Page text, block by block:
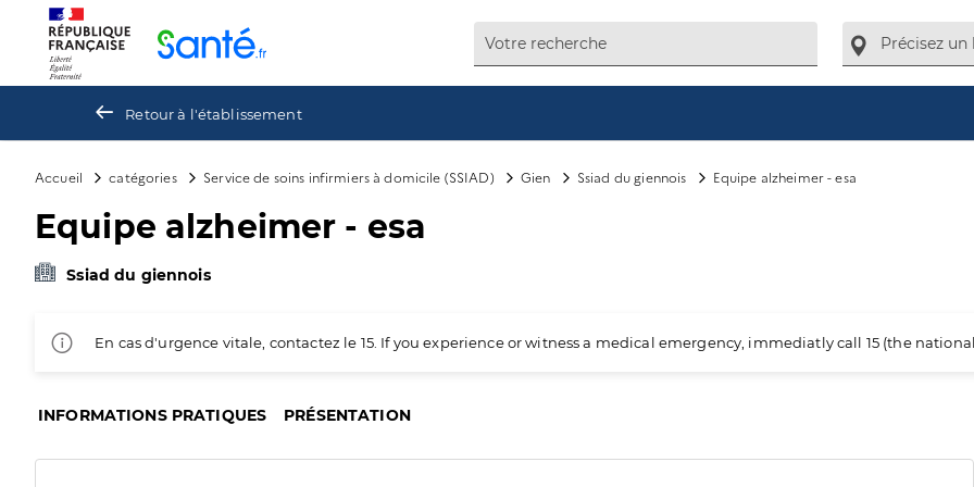
Retour à l'établissement
Accueil catégories Service de soins infirmiers à domicile (SSIAD) Gien Ssiad du giennois Equipe alzheimer - esa
Equipe alzheimer - esa
Ssiad du giennois
En cas d'urgence vitale, contactez le 15. If you experience or witness a medical emergency, immediatly call 15 (the
INFORMATIONS PRATIQUES PRÉSENTATION
Panneau de gestion des cookies